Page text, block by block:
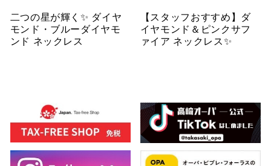
二つの星が輝く✨ ダイヤ
モンド・ブルーダイヤモ
ンド ネックレス
【スタッフおすすめ】ダ
イヤモンド＆ピンクサフ
ァイア ネックレス✨